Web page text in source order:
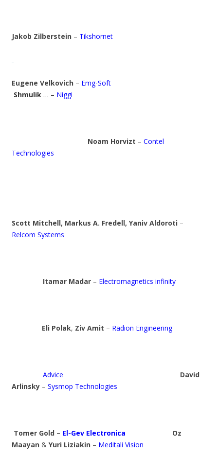
Jakob Zilberstein – Tikshornet
Eugene Velkovich – Emg-Soft
Shmulik … – Niggi
Noam Horvizt – Contel
Technologies
Scott Mitchell, Markus A. Fredell, Yaniv Aldoroti –
Relcom Systems
Itamar Madar– Electromagnetics infinity
Eli Polak, Ziv Amit – Radion Engineering
Advice
David
Arlinsky – Sysmop Technologies
Tomer Gold – El-Gev Electronica
Oz
Maayan & Yuri Liziakin – Meditali Vision